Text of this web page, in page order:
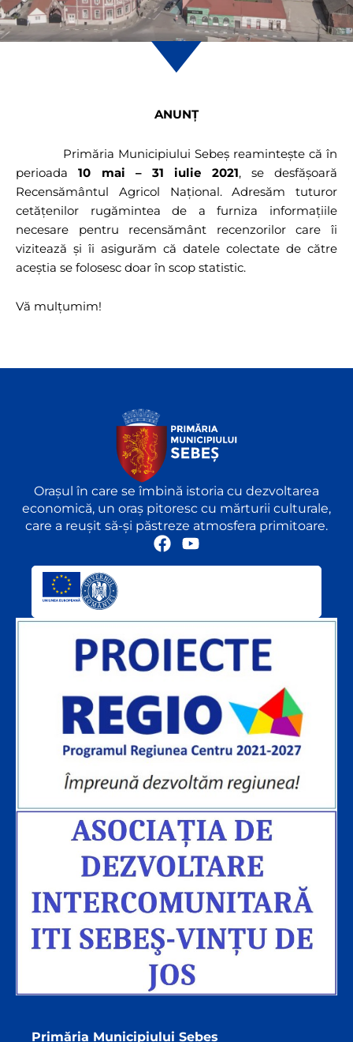
ANUNȚ
Primăria Municipiului Sebeș reamintește că în
perioada10 mai – 31 iulie 2021, se desfășoară
Recensământul Agricol Național. Adresăm tuturor
cetățenilor rugămintea de a furniza informațiile
necesare pentru recensământ recenzorilor care îi
vizitează și îi asigurăm că datele colectate de către
aceștia se folosesc doar în scop statistic.
Vă mulțumim!
Orașul în care se îmbină istoria cu dezvoltarea
economică, un oraș pitoresc cu mărturii culturale,
care a reușit să-și păstreze atmosfera primitoare.
F
a
k
Y
o
e
Primăria Municipiului Sebeș